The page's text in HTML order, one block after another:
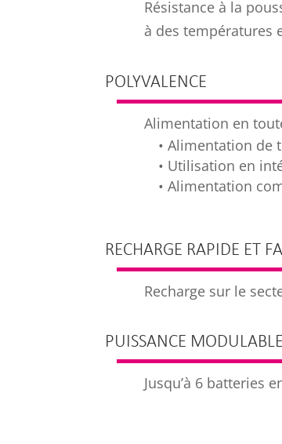
Résistance à la
à des températures
POLYVALENCE
Alimentation en
• Alimentation de
• Utilisation en
• Alimentation
RECHARGE RAPIDE ET
Recharge sur le
PUISSANCE MODULABLE
Jusqu’à 6 batteries